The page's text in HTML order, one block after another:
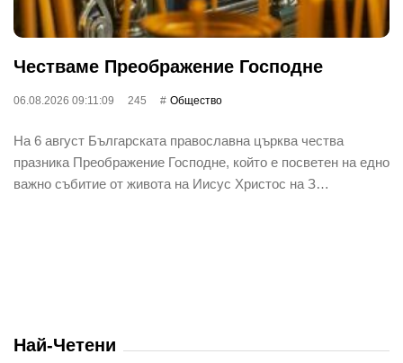
Честваме Преображение Господне
06.08.2026 09:11:09 245 Общество
На 6 август Българската православна църква чества
празника Преображение Господне, който е посветен на едно
важно събитие от живота на Иисус Христос на З…
Най-Четени